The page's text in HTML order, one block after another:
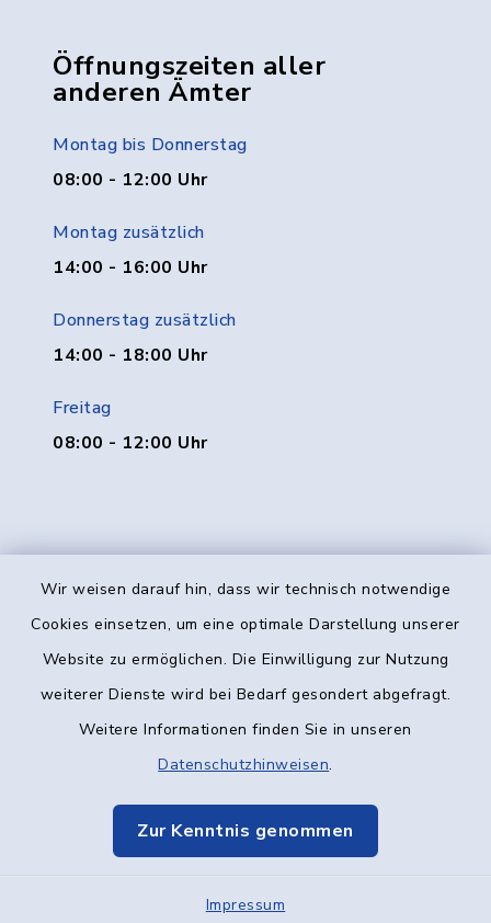
Wir weisen darauf hin, dass wir technisch notwendige
Cookies einsetzen, um eine optimale Darstellung unserer
Website zu ermöglichen. Die Einwilligung zur Nutzung
weiterer Dienste wird bei Bedarf gesondert abgefragt.
Weitere Informationen finden Sie in unseren
Datenschutzhinweisen.
Zur Kenntnis genommen
Impressum
Öffnungszeiten aller
anderen Ämter
Montag bis Donnerstag
08:00 - 12:00 Uhr
Montag zusätzlich
14:00 - 16:00 Uhr
Donnerstag zusätzlich
14:00 - 18:00 Uhr
Freitag
08:00 - 12:00 Uhr
Kontakt
Datenschutz
Elektronische Kommunikation
Sitemap